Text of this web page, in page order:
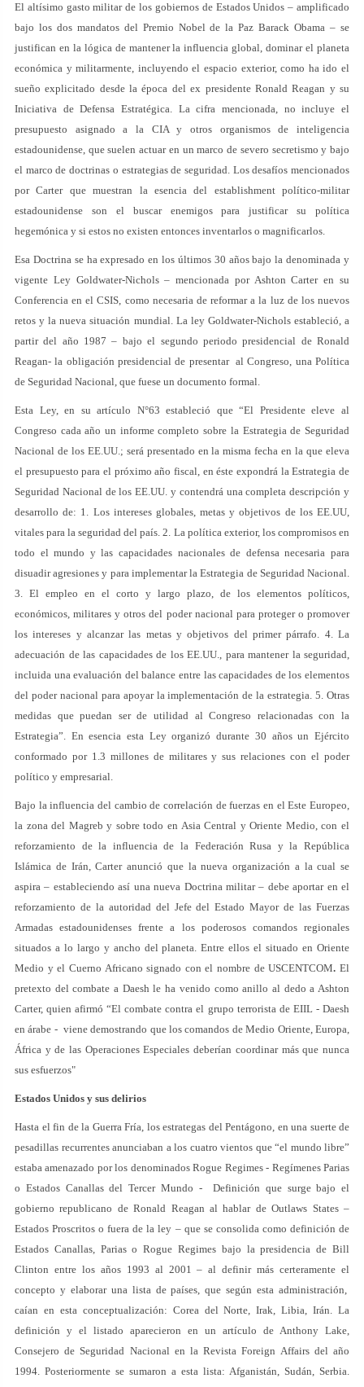
El altísimo gasto militar de los gobiernos de Estados Unidos – amplificado
bajo los dos mandatos del Premio Nobel de la Paz Barack Obama – se
justifican en la lógica de mantener la influencia global, dominar el planeta
económica y militarmente, incluyendo el espacio exterior, como ha ido el
sueño explicitado desde la época del ex presidente Ronald Reagan y su
Iniciativa de Defensa Estratégica. La cifra mencionada, no incluye el
presupuesto asignado a la CIA y otros organismos de inteligencia
estadounidense, que suelen actuar en un marco de severo secretismo y bajo
el marco de doctrinas o estrategias de seguridad. Los desafíos mencionados
por Carter que muestran la esencia del establishment político-militar
estadounidense son el buscar enemigos para justificar su política
hegemónica y si estos no existen entonces inventarlos o magnificarlos.
Esa Doctrina se ha expresado en los últimos 30 años bajo la denominada y
vigente Ley Goldwater-Nichols – mencionada por Ashton Carter en su
Conferencia en el CSIS, como necesaria de reformar a la luz de los nuevos
retos y la nueva situación mundial. La ley Goldwater-Nichols estableció, a
partir del año 1987 – bajo el segundo periodo presidencial de Ronald
Reagan- la obligación presidencial de presentar al Congreso, una Política
de Seguridad Nacional, que fuese un documento formal.
Esta Ley, en su artículo N°63 estableció que “El Presidente eleve al
Congreso cada año un informe completo sobre la Estrategia de Seguridad
Nacional de los EE.UU.; será presentado en la misma fecha en la que eleva
el presupuesto para el próximo año fiscal, en éste expondrá la Estrategia de
Seguridad Nacional de los EE.UU. y contendrá una completa descripción y
desarrollo de: 1. Los intereses globales, metas y objetivos de los EE.UU,
vitales para la seguridad del país. 2. La política exterior, los compromisos en
todo el mundo y las capacidades nacionales de defensa necesaria para
disuadir agresiones y para implementar la Estrategia de Seguridad Nacional.
3. El empleo en el corto y largo plazo, de los elementos políticos,
económicos, militares y otros del poder nacional para proteger o promover
los intereses y alcanzar las metas y objetivos del primer párrafo. 4. La
adecuación de las capacidades de los EE.UU., para mantener la seguridad,
incluida una evaluación del balance entre las capacidades de los elementos
del poder nacional para apoyar la implementación de la estrategia. 5. Otras
medidas que puedan ser de utilidad al Congreso relacionadas con la
Estrategia”. En esencia esta Ley organizó durante 30 años un Ejército
conformado por 1.3 millones de militares y sus relaciones con el poder
político y empresarial.
Bajo la influencia del cambio de correlación de fuerzas en el Este Europeo,
la zona del Magreb y sobre todo en Asia Central y Oriente Medio, con el
reforzamiento de la influencia de la Federación Rusa y la República
Islámica de Irán, Carter anunció que la nueva organización a la cual se
aspira – estableciendo así una nueva Doctrina militar – debe aportar en el
reforzamiento de la autoridad del Jefe del Estado Mayor de las Fuerzas
Armadas estadounidenses frente a los poderosos comandos regionales
situados a lo largo y ancho del planeta. Entre ellos el situado en Oriente
Medio y el Cuerno Africano signado con el nombre de USCENTCOM. El
pretexto del combate a Daesh le ha venido como anillo al dedo a Ashton
Carter, quien afirmó “El combate contra el grupo terrorista de EIIL - Daesh
en árabe - viene demostrando que los comandos de Medio Oriente, Europa,
África y de las Operaciones Especiales deberían coordinar más que nunca
sus esfuerzos"
Estados Unidos y sus delirios
Hasta el fin de la Guerra Fría, los estrategas del Pentágono, en una suerte de
pesadillas recurrentes anunciaban a los cuatro vientos que “el mundo libre”
estaba amenazado por los denominados Rogue Regimes - Regímenes Parias
o Estados Canallas del Tercer Mundo - Definición que surge bajo el
gobierno republicano de Ronald Reagan al hablar de Outlaws States –
Estados Proscritos o fuera de la ley – que se consolida como definición de
Estados Canallas, Parias o Rogue Regimes bajo la presidencia de Bill
Clinton entre los años 1993 al 2001 – al definir más certeramente el
concepto y elaborar una lista de países, que según esta administración,
caían en esta conceptualización: Corea del Norte, Irak, Libia, Irán. La
definición y el listado aparecieron en un artículo de Anthony Lake,
Consejero de Seguridad Nacional en la Revista Foreign Affairs del año
1994. Posteriormente se sumaron a esta lista: Afganistán, Sudán, Serbia.